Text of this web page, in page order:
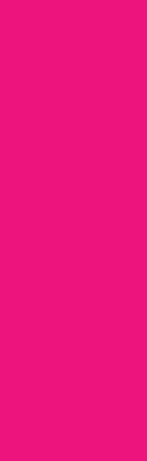
Ferienjob,
Duale